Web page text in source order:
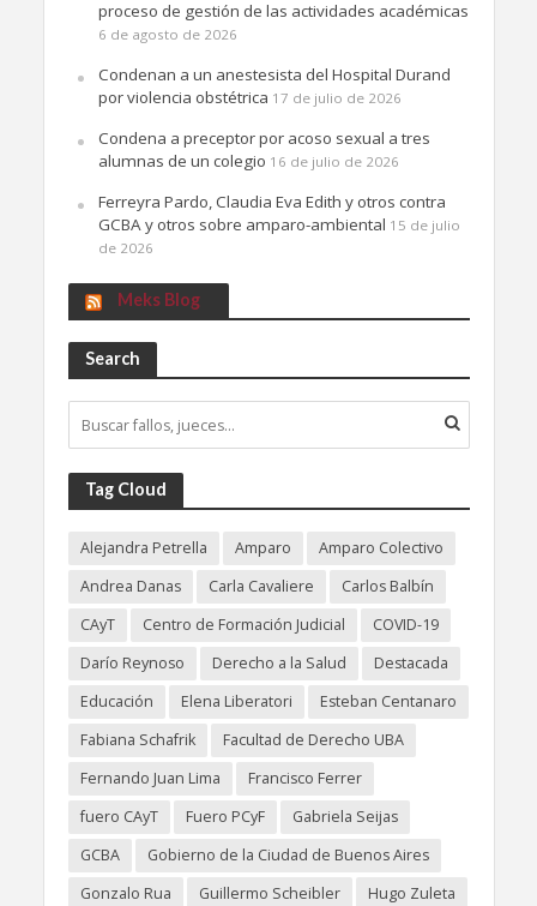
proceso de gestión de las actividades académicas
6 de agosto de 2026
Condenan a un anestesista del Hospital Durand
por violencia obstétrica 17 de julio de 2026
Condena a preceptor por acoso sexual a tres
alumnas de un colegio 16 de julio de 2026
Ferreyra Pardo, Claudia Eva Edith y otros contra
GCBA y otros sobre amparo-ambiental 15 de julio
de 2026
Meks Blog
Search
Tag Cloud
Alejandra Petrella Amparo
Amparo Colectivo
Andrea Danas
Carla Cavaliere
Carlos Balbín
CAyT
Centro de Formación Judicial
COVID-19
Darío Reynoso
Derecho a la Salud
Destacada
Educación
Elena Liberatori
Esteban Centanaro
Fabiana Schafrik
Facultad de Derecho UBA
Fernando Juan Lima
Francisco Ferrer
fuero CAyT
Fuero PCyF
Gabriela Seijas
GCBA
Gobierno de la Ciudad de Buenos Aires
Gonzalo Rua
Guillermo Scheibler
Hugo Zuleta